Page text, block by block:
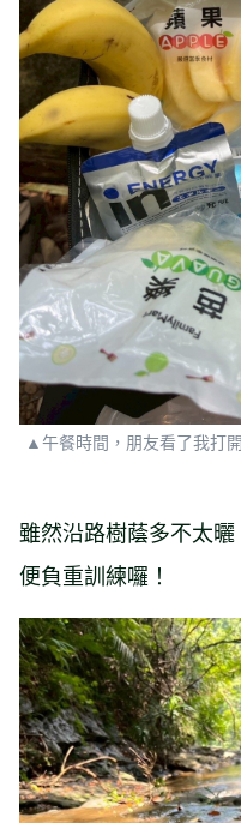
▲午餐時間，朋友看了我打
雖然沿路樹蔭多不太
便負重訓練囉！